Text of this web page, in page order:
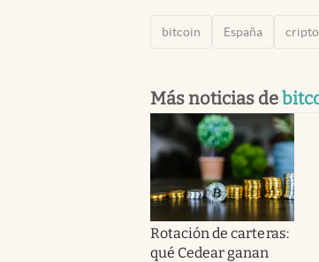
bitcoin España
Más noticias de
Rotación de carteras:
qué Cedear ganan